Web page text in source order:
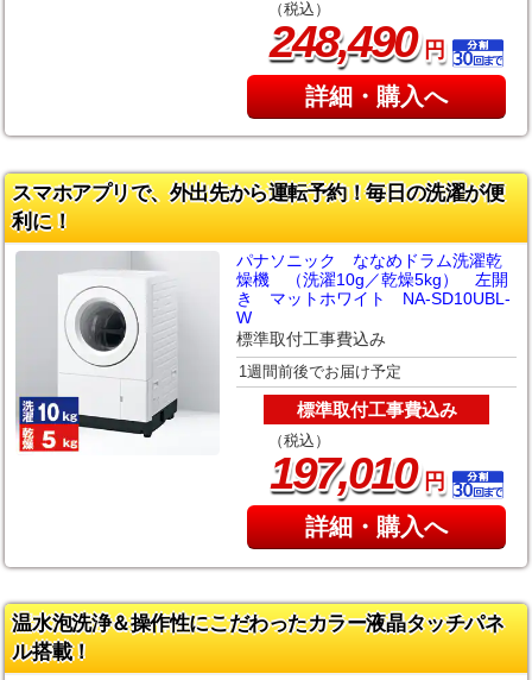
（税込）
248,490円
詳細・購入へ
スマホアプリで、外出先から運転予約！毎日の洗濯が便
利に！
パナソニック ななめドラム洗濯乾
燥機 （洗濯10g／乾燥5kg） 左開
き マットホワイト NA-SD10UBL-
W
標準取付工事費込み
1週間前後でお届け予定
標準取付工事費込み
（税込）
197,010円
詳細・購入へ
温水泡洗浄＆操作性にこだわったカラー液晶タッチパネ
ル搭載！